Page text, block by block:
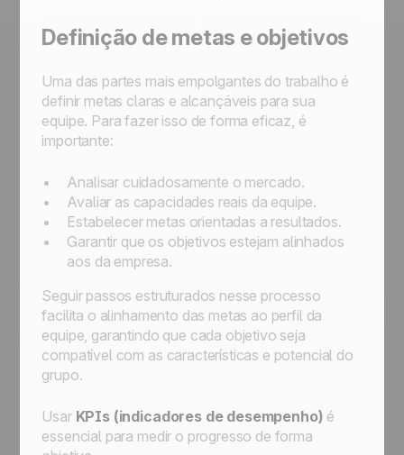
Definição de metas e objetivos
Uma das partes mais empolgantes do trabalho é
definir metas claras e alcançáveis para sua
equipe. Para fazer isso de forma eficaz, é
importante:
Analisar cuidadosamente o mercado.
Avaliar as capacidades reais da equipe.
Estabelecer metas orientadas a resultados.
Garantir que os objetivos estejam alinhados
aos da empresa.
Seguir passos estruturados nesse processo
facilita o alinhamento das metas ao perfil da
equipe, garantindo que cada objetivo seja
compatível com as características e potencial do
grupo.
Usar KPIs (indicadores de desempenho) é
essencial para medir o progresso de forma